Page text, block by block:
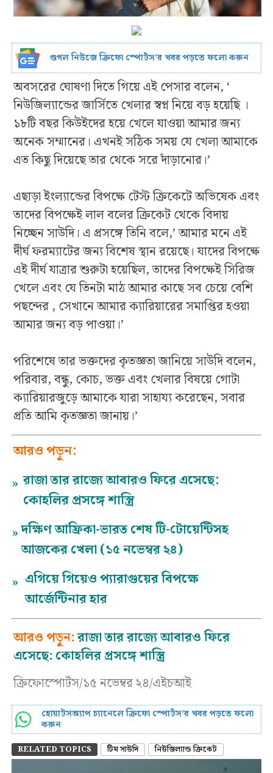
গুগল নিউজে ক্রিফো স্পোর্টস’র খবর পড়তে ফলো করুন
অবসরের ঘোষণা দিতে গিয়ে এই পেসার বলেন, ‘
নিউজিল্যান্ডের জার্সিতে খেলার স্বপ্ন নিয়ে বড় হয়েছি ।
১৮টি বছর কিউইদের হয়ে খেলে যাওয়া আমার জন্য
অনেক সম্মানের। এখনই সঠিক সময় যে খেলা আমাকে
এত কিছু দিয়েছে তার থেকে সরে দাঁড়ানোর।’
এছাড়া ইংল্যান্ডের বিপক্ষে টেস্ট ক্রিকেটে অভিষেক এবং
তাদের বিপক্ষেই লাল বলের ক্রিকেট থেকে বিদায়
নিচ্ছেন সাউদি। এ প্রসঙ্গে তিনি বলে,’ আমার মনে এই
দীর্ঘ ফরম্যাটের জন্য বিশেষ স্থান রয়েছে। যাদের বিপক্ষে
এই দীর্ঘ যাত্রার শুরুটা হয়েছিল, তাদের বিপক্ষেই সিরিজ
খেলে এবং যে তিনটা মাঠ আমার কাছে সব চেয়ে বেশি
পছন্দের , সেখানে আমার ক্যারিয়ারের সমাপ্তির হওয়া
আমার জন্য বড় পাওয়া।’
পরিশেষে তার ভক্তদের কৃতজ্ঞতা জানিয়ে সাউদি বলেন,
পরিবার, বন্ধু, কোচ, ভক্ত এবং খেলার বিষয়ে গোটা
ক্যারিয়ারজুড়ে আমাকে যারা সাহায্য করেছেন, সবার
প্রতি আমি কৃতজ্ঞতা জানায়।’
আরও পড়ুন:
» রাজা তার রাজ্যে আবারও ফিরে এসেছে:
কোহলির প্রসঙ্গে শাস্ত্রি
»দক্ষিণ আফ্রিকা-ভারত শেষ টি-টোয়েন্টিসহ
আজকের খেলা (১৫ নভেম্বর ২৪)
» এগিয়ে গিয়েও প্যারাগুয়ের বিপক্ষে
আর্জেন্টিনার হার
আরও পড়ুন:রাজা তার রাজ্যে আবারও ফিরে
এসেছে: কোহলির প্রসঙ্গে শাস্ত্রি
ক্রিফোস্পোর্টস/১৫ নভেম্বর ২৪/এইচআই
হোয়াটসঅ্যাপ চ্যানেলে ক্রিফো স্পোর্টস’র খবর পড়তে ফলো
করুন
RELATED TOPICS টিম সাউদি নিউজিল্যান্ড ক্রিকেট